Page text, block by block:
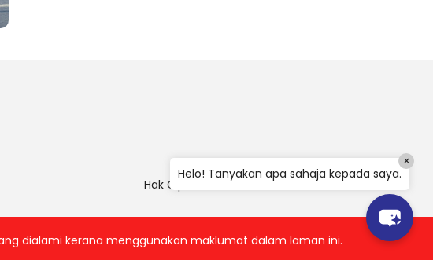
Hak Cipta Penafian Polisi Keselamatan
dialami kerana menggunakan maklumat dalam laman ini.
Helo! Tanyakan apa sahaja kepada saya.
×